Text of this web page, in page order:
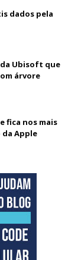
dados pela
Ubisoft que
árvore
fica nos mais
Apple